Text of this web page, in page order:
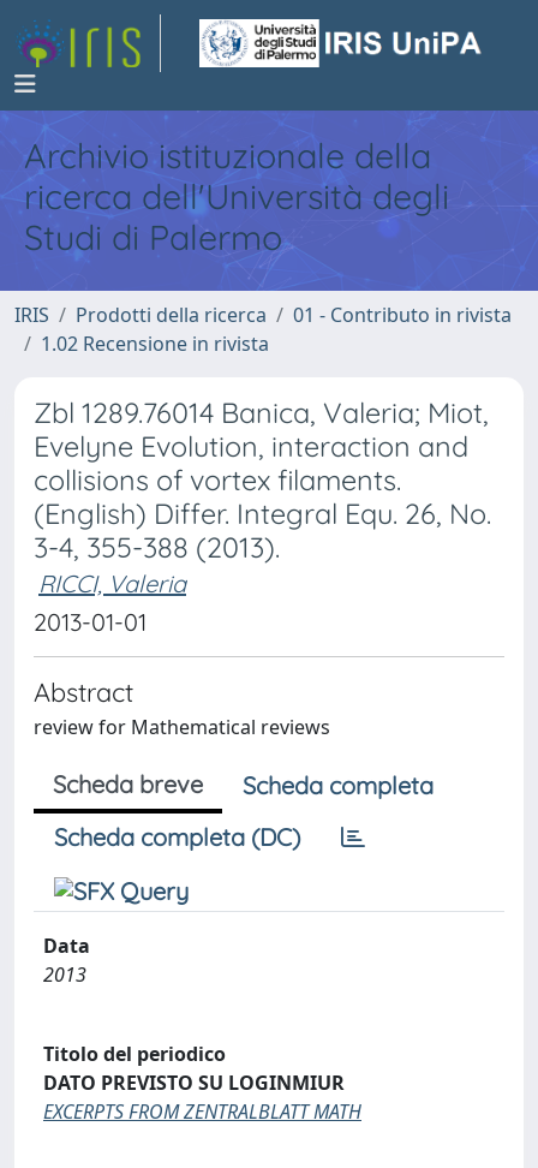
Archivio istituzionale della
ricerca dell'Università degli
Studi di Palermo
IRIS Prodotti della ricerca
01 - Contributo in rivista
1.02 Recensione in rivista
Zbl 1289.76014 Banica, Valeria; Miot,
Evelyne Evolution, interaction and
collisions of vortex filaments.
(English) Differ. Integral Equ. 26, No.
3-4, 355-388 (2013).
RICCI, Valeria
2013-01-01
Abstract
review for Mathematical reviews
Scheda breve
Scheda completa
Scheda completa (DC)
Data
2013
Titolo del periodico
DATO PREVISTO SU LOGINMIUR
EXCERPTS FROM ZENTRALBLATT MATH